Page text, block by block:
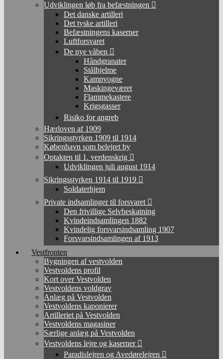
Udviklingen løb fra befæstningen
Det danske artilleri
Det tyske artilleri
Befæstningens kaserner
Luftforsvaret
De nye våben
Håndgranater
Stålhjelme
Kampvogne
Maskingeværet
Flammekastere
Krigsgasser
Risiko for angreb
Hærloven af 1909
Sikringsstyrken 1909 til 1914
København som belejret by
Optakten til 1. verdenskrig
Udviklingen juli august 1914
Sikringsstyrken 1914 til 1919
Soldaterhjem
Private indsamlinger til forsvaret
Den frivillige Selvbeskatning
Kvindeindsamlingen 1882
Kvindelig forsvarsindsamling 1907
Forsvarsindsamlingen af 1913
Vestfronten
Bygningen af vestvolden
Vestvoldens profil
Kort over Vestvolden
Vestvoldens voldgrav
Anlæg på Vestvolden
Vestvoldens kaponierer
Artilleriet på Vestvolden
Vestvoldens magasiner
Særlige anlæg på Vestvolden
Vestvoldens lejre og kaserner
Paradislejren og Avedørelejren